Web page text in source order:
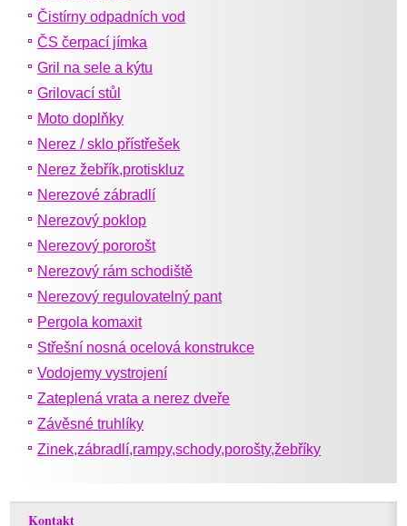
Čistírny odpadních vod
ČS čerpací jímka
Gril na sele a kýtu
Grilovací stůl
Moto doplňky
Nerez / sklo přístřešek
Nerez žebřík,protiskluz
Nerezové zábradlí
Nerezový poklop
Nerezový pororošt
Nerezový rám schodiště
Nerezový regulovatelný pant
Pergola komaxit
Střešní nosná ocelová konstrukce
Vodojemy vystrojení
Zateplená vrata a nerez dveře
Závěsné truhlíky
Zinek,zábradlí,rampy,schody,porošty,žebříky
Kontakt